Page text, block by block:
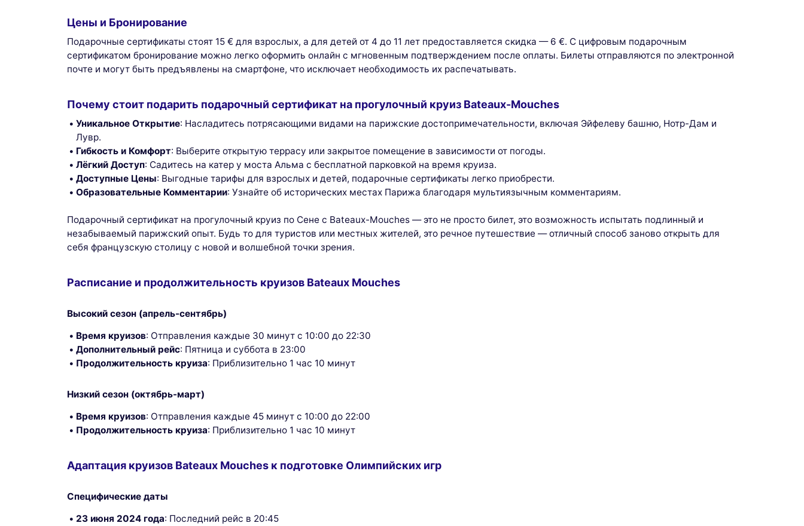
Цены и Бронирование
Подарочные сертификаты стоят 15 € для взрослых, а для детей от 4 до 11 лет предоставляется скидка — 6 €. С цифровым подарочным
сертификатом бронирование можно легко оформить онлайн с мгновенным подтверждением после оплаты. Билеты отправляются по электронной
почте и могут быть предъявлены на смартфоне, что исключает необходимость их распечатывать.
Почему стоит подарить подарочный сертификат на прогулочный круиз Bateaux-Mouches
Уникальное Открытие: Насладитесь потрясающими видами на парижские достопримечательности, включая Эйфелеву башню, Нотр-Дам и
Лувр.
Гибкость и Комфорт: Выберите открытую террасу или закрытое помещение в зависимости от погоды.
Лёгкий Доступ: Садитесь на катер у моста Альма с бесплатной парковкой на время круиза.
Доступные Цены: Выгодные тарифы для взрослых и детей, подарочные сертификаты легко приобрести.
Образовательные Комментарии: Узнайте об исторических местах Парижа благодаря мультиязычным комментариям.
Подарочный сертификат на прогулочный круиз по Сене с Bateaux-Mouches — это не просто билет, это возможность испытать подлинный и
незабываемый парижский опыт. Будь то для туристов или местных жителей, это речное путешествие — отличный способ заново открыть для
себя французскую столицу с новой и волшебной точки зрения.
Расписание и продолжительность круизов Bateaux Mouches
Высокий сезон (апрель-сентябрь)
Время круизов: Отправления каждые 30 минут с 10:00 до 22:30
Дополнительный рейс: Пятница и суббота в 23:00
Продолжительность круиза: Приблизительно 1 час 10 минут
Низкий сезон (октябрь-март)
Время круизов: Отправления каждые 45 минут с 10:00 до 22:00
Продолжительность круиза: Приблизительно 1 час 10 минут
Адаптация круизов Bateaux Mouches к подготовке Олимпийских игр
Специфические даты
23 июня 2024 года: Последний рейс в 20:45